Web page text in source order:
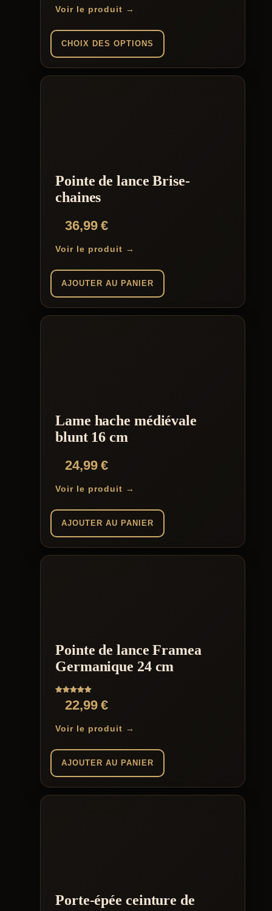
Voir le produit →
CHOIX DES OPTIONS
produit
page
Pointe de lance Brise-
chaines
36,99€
Voir le produit →
AJOUTER AU PANIER
Lame hache médiévale
blunt 16 cm
24,99€
Voir le produit →
AJOUTER AU PANIER
Pointe de lance Framea
Germanique 24 cm
Note
5.0022,99€
Voir le produit →
AJOUTER AU PANIER
Porte-épée ceinture de